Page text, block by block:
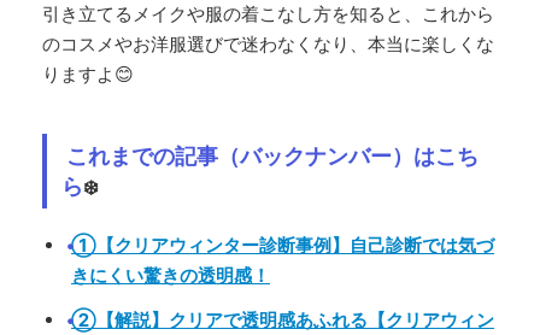
引き立てるメイクや服の着こなし方を知ると、これから
のコスメやお洋服選びで迷わなくなり、本当に楽しくな
りますよ😊
これまでの記事（バックナンバー）はこち
ら❄️
①【クリアウィンター診断事例】自己診断では気づ
きにくい驚きの透明感！
②【解説】クリアで透明感あふれる【クリアウィン